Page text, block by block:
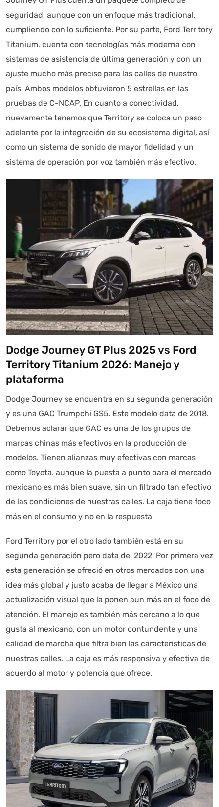
seguridad, aunque con un enfoque más tradicional,
cumpliendo con lo suficiente. Por su parte, Ford Territory
Titanium, cuenta con tecnologías más moderna con
sistemas de asistencia de última generación y con un
ajuste mucho más preciso para las calles de nuestro
país. Ambos modelos obtuvieron 5 estrellas en las
pruebas de C-NCAP. En cuanto a conectividad,
nuevamente tenemos que Territory se coloca un paso
adelante por la integración de su ecosistema digital, así
como un sistema de sonido de mayor fidelidad y un
sistema de operación por voz también más efectivo.
Dodge Journey GT Plus 2025 vs Ford
Territory Titanium 2026: Manejo y
plataforma
Dodge Journey se encuentra en su segunda generación
y es una GAC Trumpchi GS5. Este modelo data de 2018.
Debemos aclarar que GAC es una de los grupos de
marcas chinas más efectivos en la producción de
modelos. Tienen alianzas muy efectivas con marcas
como Toyota, aunque la puesta a punto para el mercado
mexicano es más bien suave, sin un filtrado tan efectivo
de las condiciones de nuestras calles. La caja tiene foco
más en el consumo y no en la respuesta.
Ford Territory por el otro lado también está en su
segunda generación pero data del 2022. Por primera vez
esta generación se ofreció en otros mercados con una
idea más global y justo acaba de llegar a México una
actualización visual que la ponen aun más en el foco de
atención. El manejo es también más cercano a lo que
gusta al mexicano, con un motor contundente y una
calidad de marcha que filtra bien las características de
nuestras calles. La caja es más responsiva y efectiva de
acuerdo al motor y potencia que ofrece.